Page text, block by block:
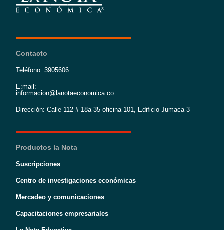
Contacto
Teléfono: 3905606
E:mail:
informacion@lanotaeconomica.co
Dirección: Calle 112 # 18a 35 oficina 101, Edificio Jumaca 3
Productos la Nota
Suscripciones
Centro de investigaciones económicas
Mercadeo y comunicaciones
Capacitaciones empresariales